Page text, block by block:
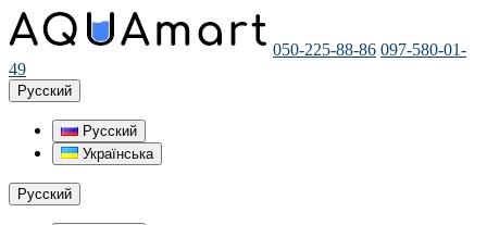
050-225-88-86 097-580-01-
49
Русский
Русский
Українська
Русский